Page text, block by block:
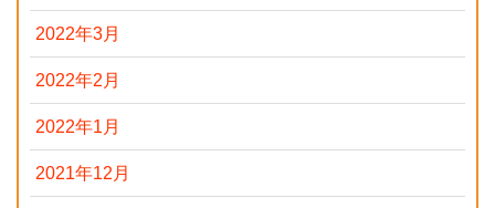
2022年3月
2022年2月
2022年1月
2021年12月